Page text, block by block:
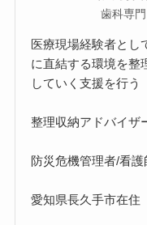
歯科専
医療現場経験者とし
に直結する環境を整
していく支援を行う
整理収納アドバイザ
防災危機管理者/看護
愛知県長久手市在住